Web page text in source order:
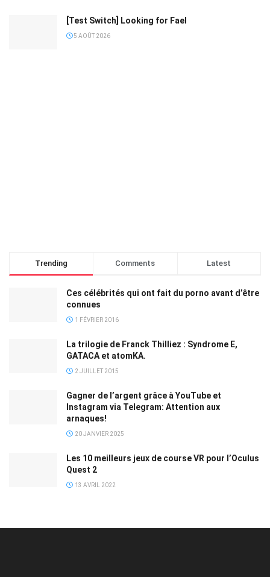
[Test Switch] Looking for Fael
5 AOÛT 2026
Trending Comments Latest
Ces célébrités qui ont fait du porno avant d’être
connues
1 FÉVRIER 2016
La trilogie de Franck Thilliez : Syndrome E,
GATACA et atomKA.
2 JUILLET 2015
Gagner de l’argent grâce à YouTube et
Instagram via Telegram: Attention aux
arnaques!
20 JANVIER 2025
Les 10 meilleurs jeux de course VR pour l’Oculus
Quest 2
13 AVRIL 2022